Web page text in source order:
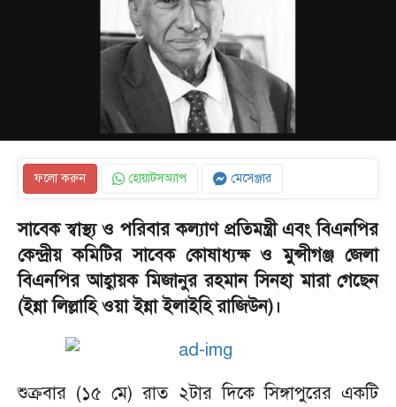
ফলো করুন হোয়াটসঅ্যাপ মেসেঞ্জার
সাবেক স্বাস্থ্য ও পরিবার কল্যাণ প্রতিমন্ত্রী এবং বিএনপির
কেন্দ্রীয় কমিটির সাবেক কোষাধ্যক্ষ ও মুন্সীগঞ্জ জেলা
বিএনপির আহ্বায়ক মিজানুর রহমান সিনহা মারা গেছেন
(ইন্না লিল্লাহি ওয়া ইন্না ইলাইহি রাজিউন)।
শুক্রবার (১৫ মে) রাত ২টার দিকে সিঙ্গাপুরের একটি